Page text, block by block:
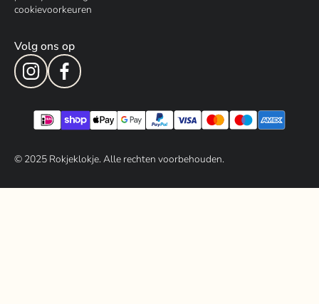
cookievoorkeuren
Volg ons op
© 2025Rokjeklokje. Alle rechten voorbehouden.